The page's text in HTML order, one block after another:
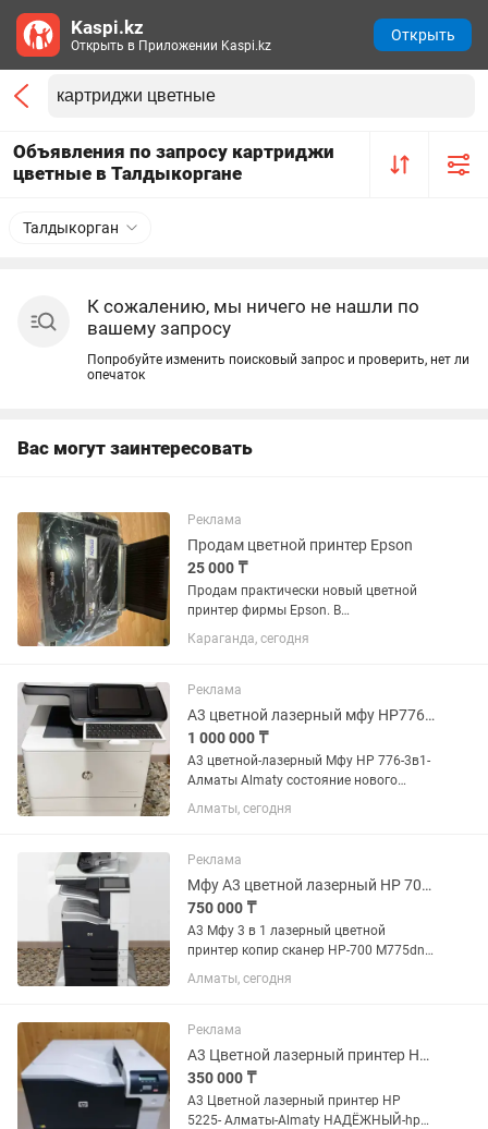
Объявления по запросу картриджи
цветные в Талдыкоргане
Талдыкорган
К сожалению, мы ничего не нашли по
вашему запросу
Попробуйте изменить поисковый запрос и проверить, нет ли
опечаток
Вас могут заинтересовать
Реклама
Продам цветной принтер Epson
25 000 ₸
Продам практически новый цветной
принтер фирмы Epson. В
использовании был пока не
закончились первые картриджи.
Караганда, сегодня
Реклама
А3 цветной лазерный мфу HP776-3в1 Алматы Almaty.
1 000 000 ₸
A3 цветной-лазерный Мфу HP 776-3в1-
Алматы Almaty состояние нового
принтера, пробег очень маленький
картриджи заправляемые в магазине
ценит качество...
Алматы, сегодня
Реклама
Мфу А3 цветной лазерный HP 700 M775dn - принтер, копир, сканер 3 в 1Алматы
750 000 ₸
А3 Мфу 3 в 1 лазерный цветной
принтер копир сканер HP-700 M775dn-
сеть дуплекс-Алматы Almaty
Дополнительные лотки, тумба.
ЗАПРАВЛЯЕМЫЕ-НЕ ДОРОГИЕ.
большой ресурс...
Алматы, сегодня
Реклама
A3 Цветной лазерный принтер Hp 5225-Алматы-Almaty
350 000 ₸
A3 Цветной лазерный принтер HP
5225- Алматы-Almaty НАДЁЖНЫЙ-hp
Kaspi.kz
Открыть в Приложении Kaspi.kz
Открыть